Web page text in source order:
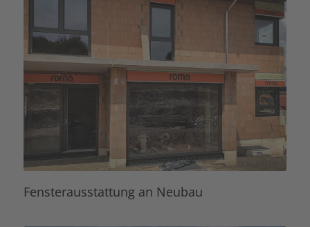
Fensterausstattung an Neubau